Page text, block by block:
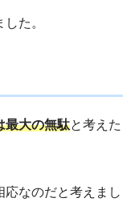
た。
最大の無駄と考えた
応なのだと考えまし